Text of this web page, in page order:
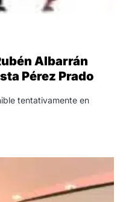
Albarrán
Pérez Prado
tentativamente en